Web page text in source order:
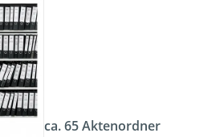
ca. 65 Aktenordner